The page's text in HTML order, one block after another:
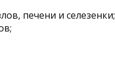
печени и селезенки;